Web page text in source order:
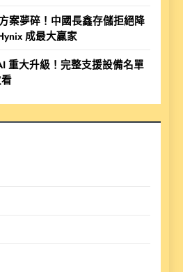
案夢碎！中國長鑫存儲拒絕降
成最大贏家
重大升級！完整支援設備名單